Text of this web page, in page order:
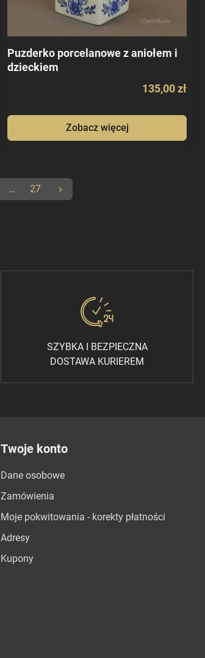
Puzderko porcelanowe z aniołem i
dzieckiem
135,00 zł
Zobacz więcej
… 27 keyboard_arrow_right
SZYBKA I BEZPIECZNA
DOSTAWA KURIEREM
Twoje konto
Dane osobowe
Zamówienia
Moje pokwitowania - korekty płatności
Adresy
Kupony